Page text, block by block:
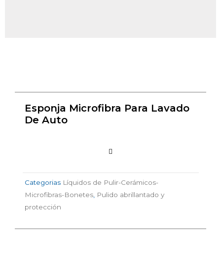
Esponja Microfibra Para Lavado
De Auto
Categorias Líquidos de Pulir-Cerámicos-
Microfibras-Bonetes Pulido abrillantado y
protección